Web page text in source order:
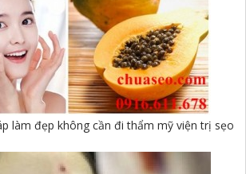
làm đẹp không cần đi thẩm mỹ viện trị sẹo